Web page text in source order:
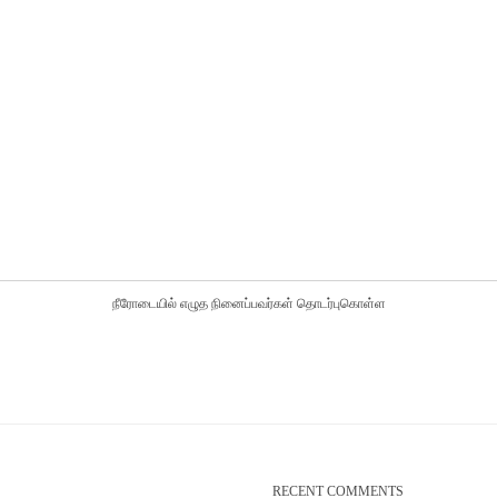
நீரோடையில் எழுத நினைப்பவர்கள் தொடர்புகொள்ள
RECENT COMMENTS